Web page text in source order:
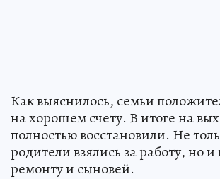
Как выяснилось, семьи
на хорошем счету. В итоге на
полностью восстановили. Не
родители взялись за работу, но
ремонту и сыновей.